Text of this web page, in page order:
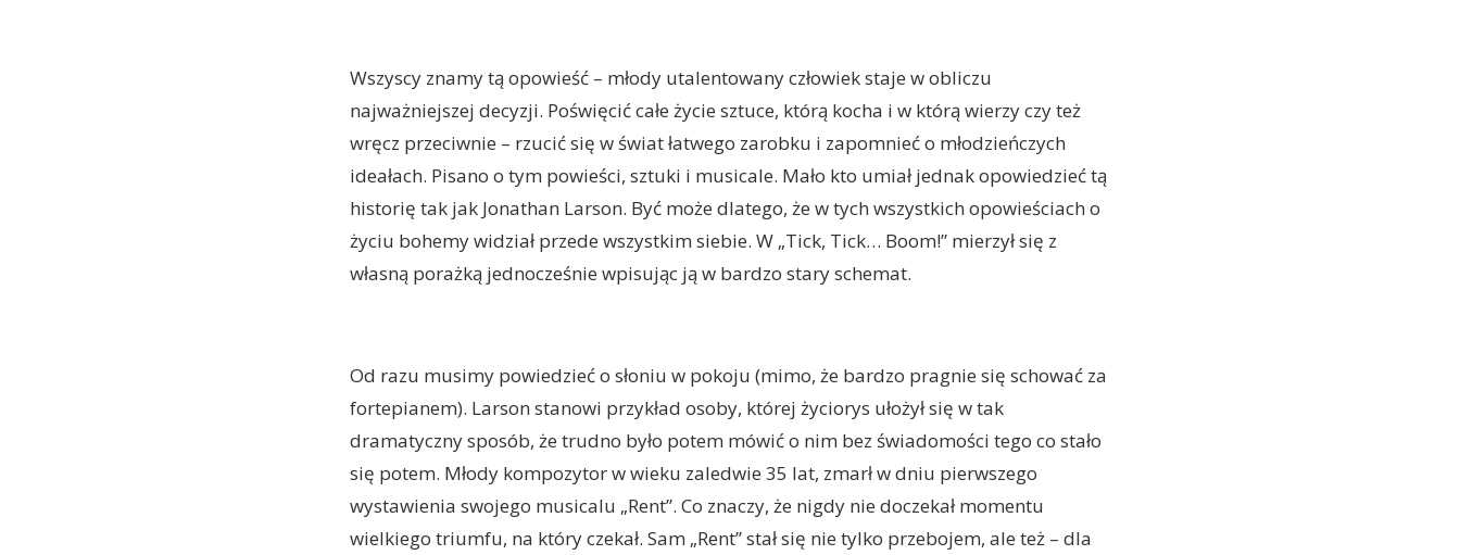
Wszyscy znamy tą opowieść – młody utalentowany człowiek staje w obliczu
najważniejszej decyzji. Poświęcić całe życie sztuce, którą kocha i w którą wierzy czy też
wręcz przeciwnie – rzucić się w świat łatwego zarobku i zapomnieć o młodzieńczych
ideałach. Pisano o tym powieści, sztuki i musicale. Mało kto umiał jednak opowiedzieć tą
historię tak jak Jonathan Larson. Być może dlatego, że w tych wszystkich opowieściach o
życiu bohemy widział przede wszystkim siebie. W „Tick, Tick… Boom!” mierzył się z
własną porażką jednocześnie wpisując ją w bardzo stary schemat.
Od razu musimy powiedzieć o słoniu w pokoju (mimo, że bardzo pragnie się schować za
fortepianem). Larson stanowi przykład osoby, której życiorys ułożył się w tak
dramatyczny sposób, że trudno było potem mówić o nim bez świadomości tego co stało
się potem. Młody kompozytor w wieku zaledwie 35 lat, zmarł w dniu pierwszego
wystawienia swojego musicalu „Rent”. Co znaczy, że nigdy nie doczekał momentu
wielkiego triumfu, na który czekał. Sam „Rent” stał się nie tylko przebojem, ale też – dla